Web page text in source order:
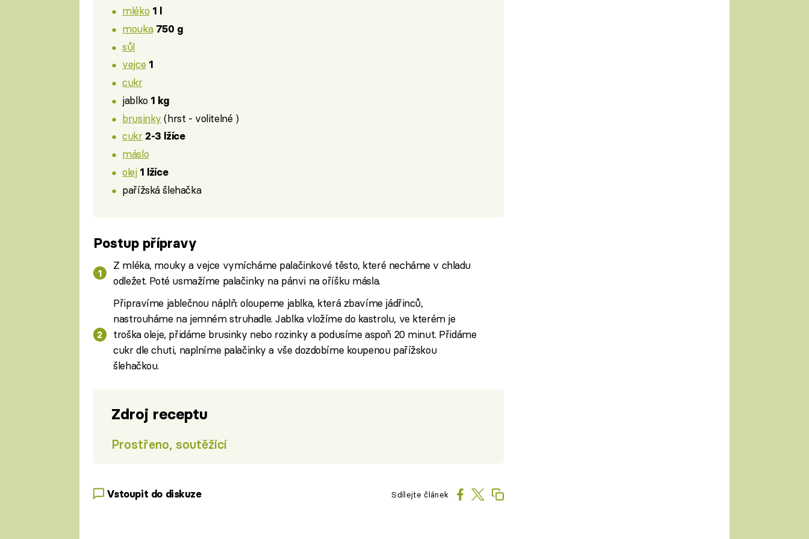
mléko 1 l
mouka 750 g
sůl
vejce 1
cukr
jablko 1 kg
brusinky (hrst - volitelné )
cukr 2-3 lžíce
máslo
olej 1 lžíce
pařížská šlehačka
Postup přípravy
Z mléka, mouky a vejce vymícháme palačinkové těsto, které necháme v chladu
odležet. Poté usmažíme palačinky na pánvi na oříšku másla.
Připravíme jablečnou náplň: oloupeme jablka, která zbavíme jádřinců,
nastrouháme na jemném struhadle. Jablka vložíme do kastrolu, ve kterém je
troška oleje, přidáme brusinky nebo rozinky a podusíme aspoň 20 minut. Přidáme
cukr dle chuti, naplníme palačinky a vše dozdobíme koupenou pařížskou
šlehačkou.
Zdroj receptu
Prostřeno, soutěžící
Vstoupit do diskuze Sdílejte článek